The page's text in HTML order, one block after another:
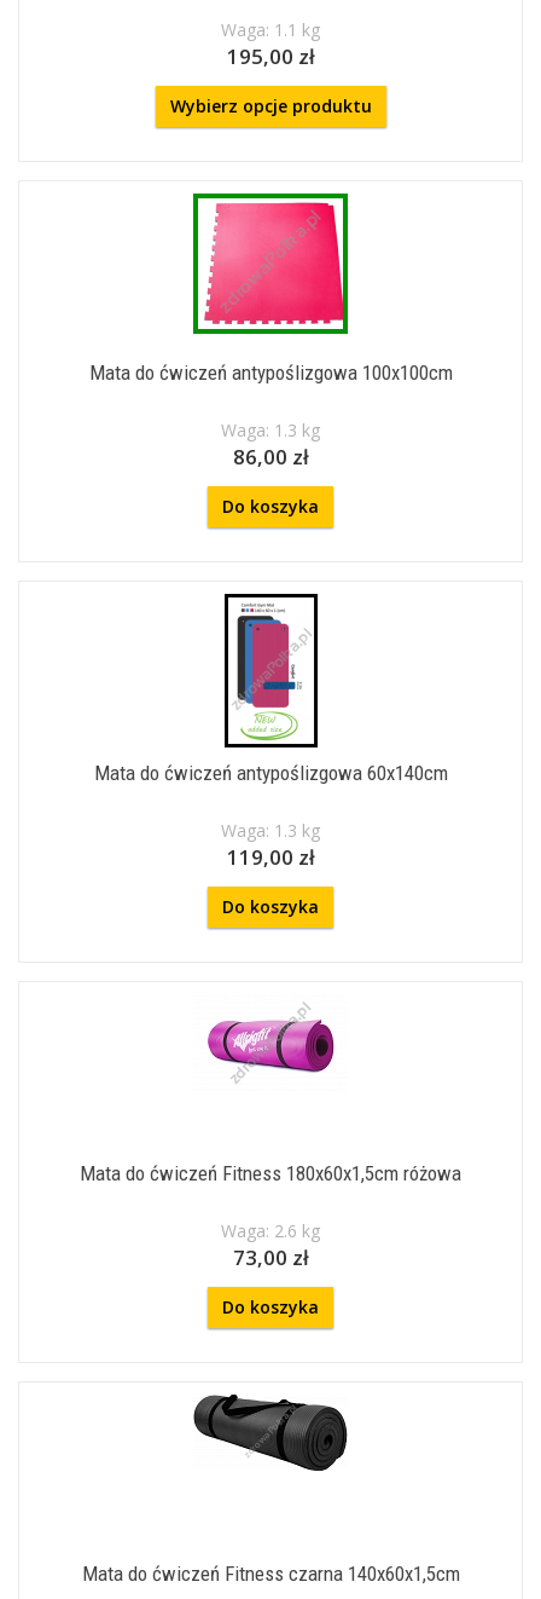
Waga: 1.1 kg
195,00 zł
Wybierz opcje produktu
Mata do ćwiczeń antypoślizgowa 100x100cm
Waga: 1.3 kg
86,00 zł
Do koszyka
Mata do ćwiczeń antypoślizgowa 60x140cm
Waga: 1.3 kg
119,00 zł
Do koszyka
Mata do ćwiczeń Fitness 180x60x1,5cm różowa
Waga: 2.6 kg
73,00 zł
Do koszyka
Mata do ćwiczeń Fitness czarna 140x60x1,5cm